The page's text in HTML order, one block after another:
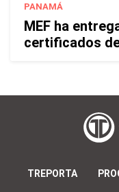
PANAMÁ
MEF ha
certificados
TREPORTA